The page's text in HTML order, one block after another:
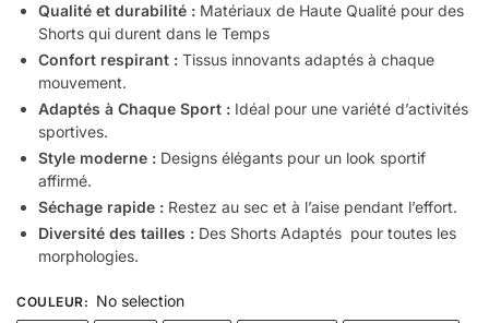
Qualité et durabilité : Matériaux de Haute Qualité pour des
Shorts qui durent dans le Temps
Confort respirant : Tissus innovants adaptés à chaque
mouvement.
Adaptés à Chaque Sport : Idéal pour une variété d’activités
sportives.
Style moderne : Designs élégants pour un look sportif
affirmé.
Séchage rapide : Restez au sec et à l’aise pendant l’effort.
Diversité des tailles : Des Shorts Adaptés pour toutes les
morphologies.
COULEUR: No selection